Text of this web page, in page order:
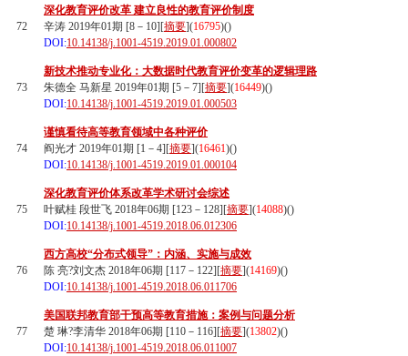
72
深化教育评价改革 建立良性的教育评价制度
辛涛 2019年01期 [8－10][摘要](16795)()
DOI:10.14138/j.1001-4519.2019.01.000802
73
新技术推动专业化：大数据时代教育评价变革的逻辑理路
朱德全 马新星 2019年01期 [5－7][摘要](16449)()
DOI:10.14138/j.1001-4519.2019.01.000503
74
谨慎看待高等教育领域中各种评价
阎光才 2019年01期 [1－4][摘要](16461)()
DOI:10.14138/j.1001-4519.2019.01.000104
75
深化教育评价体系改革学术研讨会综述
叶赋桂 段世飞 2018年06期 [123－128][摘要](14088)()
DOI:10.14138/j.1001-4519.2018.06.012306
76
西方高校“分布式领导”：内涵、实施与成效
陈 亮?刘文杰 2018年06期 [117－122][摘要](14169)()
DOI:10.14138/j.1001-4519.2018.06.011706
77
美国联邦教育部干预高等教育措施：案例与问题分析
楚 琳?李清华 2018年06期 [110－116][摘要](13802)()
DOI:10.14138/j.1001-4519.2018.06.011007